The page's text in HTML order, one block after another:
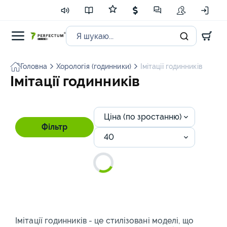
Головна Хорологія (годинники) Імітації годинників
Імітації годинників
Фільтр
Ціна (по зростанню)
40
Імітації годинників - це стилізовані моделі, що